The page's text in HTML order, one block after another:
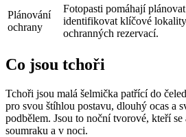
Plánování
ochrany
Fotopasti pomáhají
identifikovat klíčové
ochranných rezervací.
Co jsou tchoři
Tchoři jsou malá šelmička patřící do
pro svou štíhlou postavu, dlouhý ocas a
podbělem. Jsou to noční tvorové, kteří
soumraku a v noci.